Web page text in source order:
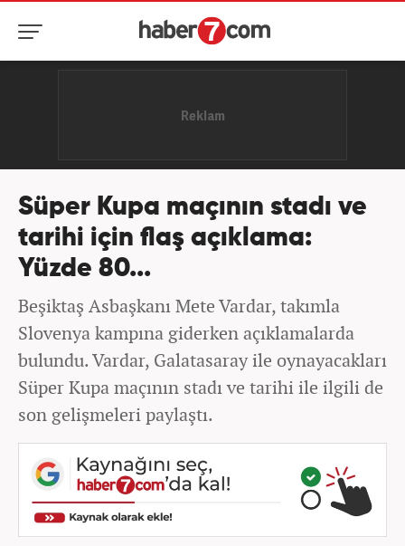
Süper Kupa maçının stadı ve
tarihi için flaş açıklama:
Yüzde 80...
Beşiktaş Asbaşkanı Mete Vardar, takımla
Slovenya kampına giderken açıklamalarda
bulundu. Vardar, Galatasaray ile oynayacakları
Süper Kupa maçının stadı ve tarihi ile ilgili de
son gelişmeleri paylaştı.